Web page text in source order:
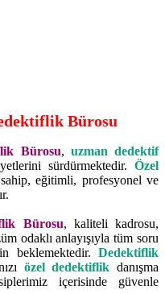
Bürosu
Bürosu, uzman dedektif
sürdürmektedir. Özel
eğitimli, profesyonel ve
Bürosu, kaliteli kadrosu,
odaklı anlayışıyla tüm soru
beklemektedir. Dedektiflik
özel dedektiflik danışma
içerisinde güvenle